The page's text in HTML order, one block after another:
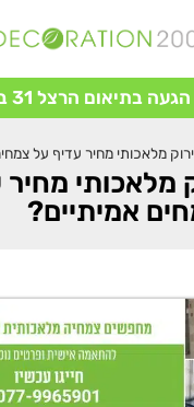
בתיאום הרצל 31 בת ים
מלאכותי מחיר עדיף על
מלאכותי
אמיתיים?